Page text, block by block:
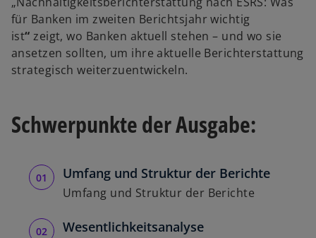
für Banken im zweiten Berichtsjahr wichtig
ist“zeigt, wo Banken aktuell stehen – und wo sie
ansetzen sollten, um ihre aktuelle Berichterstattung
strategisch weiterzuentwickeln.
Schwerpunkte der Ausgabe:
Umfang und Struktur der Berichte
Umfang und Struktur der Berichte
Wesentlichkeitsanalyse